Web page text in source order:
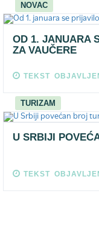
NOVAC
OD 1. JANUARA
ZA VAUČERE
TEKST
TURIZAM
U SRBIJI
TEKST